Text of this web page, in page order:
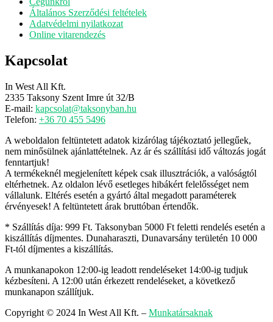
Általános Szerződési feltételek
Adatvédelmi nyilatkozat
Online vitarendezés
Kapcsolat
In West All Kft.
2335 Taksony Szent Imre út 32/B
E-mail: kapcsolat@taksonyban.hu
Telefon: +36 70 455 5496
A weboldalon feltüntetett adatok kizárólag tájékoztató jellegűek,
nem minősülnek ajánlattételnek. Az ár és szállítási idő változás jogát
fenntartjuk!
A termékeknél megjelenített képek csak illusztrációk, a valóságtól
eltérhetnek. Az oldalon lévő esetleges hibákért felelősséget nem
vállalunk. Eltérés esetén a gyártó által megadott paraméterek
érvényesek! A feltüntetett árak bruttóban értendők.
* Szállítás díja: 999 Ft. Taksonyban 5000 Ft feletti rendelés esetén a
kiszállítás díjmentes. Dunaharaszti, Dunavarsány területén 10 000
Ft-tól díjmentes a kiszállítás.
A munkanapokon 12:00-ig leadott rendeléseket 14:00-ig tudjuk
kézbesíteni. A 12:00 után érkezett rendeléseket, a következő
munkanapon szállítjuk.
Copyright © 2024 In West All Kft. – Munkatársaknak